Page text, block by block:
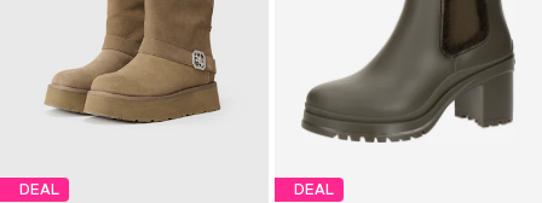
DEAL DEAL